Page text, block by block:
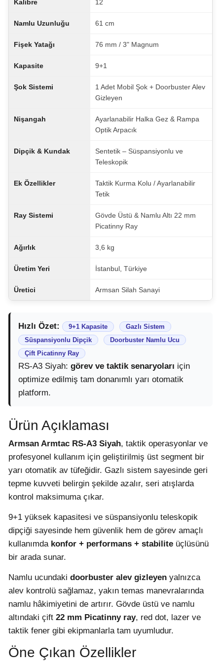
Kalibre 12
Namlu Uzunluğu 61 cm
Fişek Yatağı 76 mm / 3" Magnum
Kapasite 9+1
Şok Sistemi
1 Adet Mobil Şok + Doorbuster Alev
Gizleyen
Nişangah
Ayarlanabilir Halka Gez & Rampa
Optik Arpacık
Dipçik & Kundak
Sentetik – Süspansiyonlu ve
Teleskopik
Ek Özellikler
Taktik Kurma Kolu / Ayarlanabilir
Tetik
Ray Sistemi
Gövde Üstü & Namlu Altı 22 mm
Picatinny Ray
Ağırlık 3,6 kg
Üretim Yeri İstanbul, Türkiye
Üretici Armsan Silah Sanayi
Hızlı Özet: 9+1 Kapasite
Gazlı Sistem
Süspansiyonlu Dipçik
Doorbuster Namlu Ucu
Çift Picatinny Ray
RS-A3 Siyah: görev ve taktik senaryoları için
optimize edilmiş tam donanımlı yarı otomatik
platform.
Ürün Açıklaması
Armsan Armtac RS-A3 Siyah, taktik operasyonlar ve
profesyonel kullanım için geliştirilmiş üst segment bir
yarı otomatik av tüfeğidir. Gazlı sistem sayesinde geri
tepme kuvveti belirgin şekilde azalır, seri atışlarda
kontrol maksimuma çıkar.
9+1 yüksek kapasitesi ve süspansiyonlu teleskopik
dipçiği sayesinde hem güvenlik hem de görev amaçlı
kullanımda konfor + performans + stabiliteüçlüsünü
bir arada sunar.
Namlu ucundaki doorbuster alev gizleyenyalnızca
alev kontrolü sağlamaz, yakın temas manevralarında
namlu hâkimiyetini de artırır. Gövde üstü ve namlu
altındaki çift 22 mm Picatinny ray, red dot, lazer ve
taktik fener gibi ekipmanlarla tam uyumludur.
Öne Çıkan Özellikler